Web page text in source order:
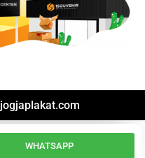
jogjaplakat.com
WHATSAPP